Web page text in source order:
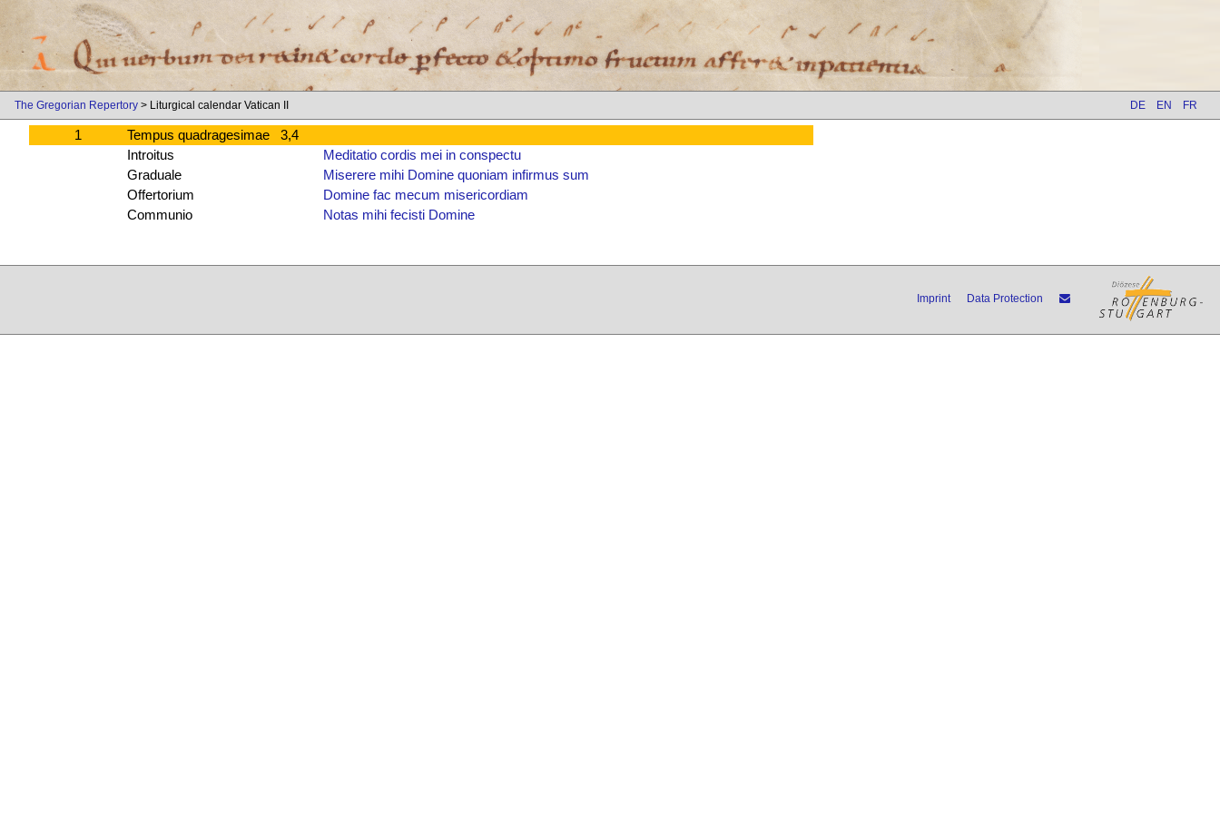
The Gregorian Repertory > Liturgical calendar Vatican II DE EN FR
1
Tempus quadragesimae 3,4
Introitus
Meditatio cordis mei in conspectu
Graduale
Miserere mihi Domine quoniam infirmus sum
Offertorium
Domine fac mecum misericordiam
Communio
Notas mihi fecisti Domine
Imprint Data Protection